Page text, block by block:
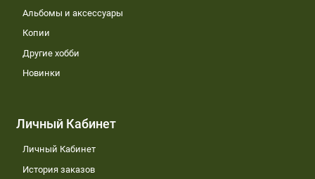
Альбомы и аксессуары
Копии
Другие хобби
Новинки
Личный Кабинет
Личный Кабинет
История заказов